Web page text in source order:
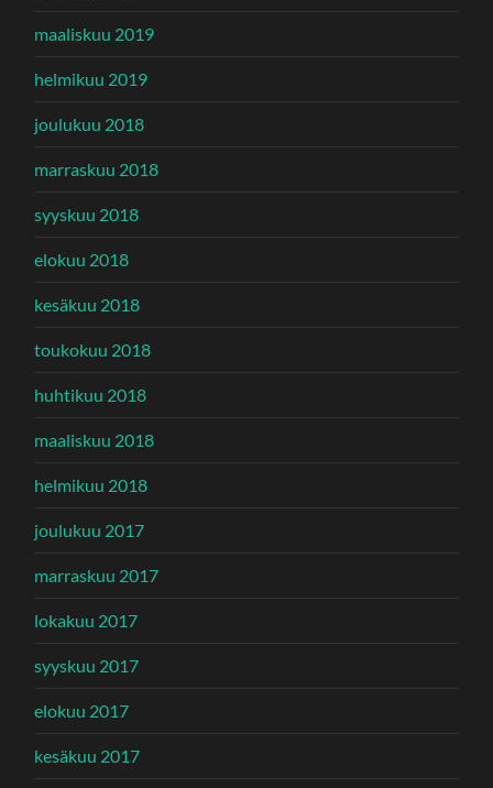
maaliskuu 2019
helmikuu 2019
joulukuu 2018
marraskuu 2018
syyskuu 2018
elokuu 2018
kesäkuu 2018
toukokuu 2018
huhtikuu 2018
maaliskuu 2018
helmikuu 2018
joulukuu 2017
marraskuu 2017
lokakuu 2017
syyskuu 2017
elokuu 2017
kesäkuu 2017